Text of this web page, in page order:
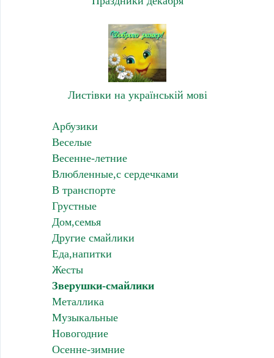
Листівки на українській мові
Арбузики
Веселые
Весенне-летние
Влюбленные,с сердечками
В транспорте
Грустные
Дом,семья
Другие смайлики
Еда,напитки
Жесты
Зверушки-смайлики
Металлика
Музыкальные
Новогодние
Осенне-зимние